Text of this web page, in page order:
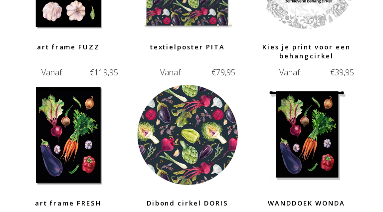
art frame FUZZ
Vanaf: €119,95
textielposter PITA
Vanaf: €79,95
Kies je print voor een
behangcirkel
Vanaf: €39,95
art frame FRESH Dibond cirkel DORIS WANDDOEK WONDA